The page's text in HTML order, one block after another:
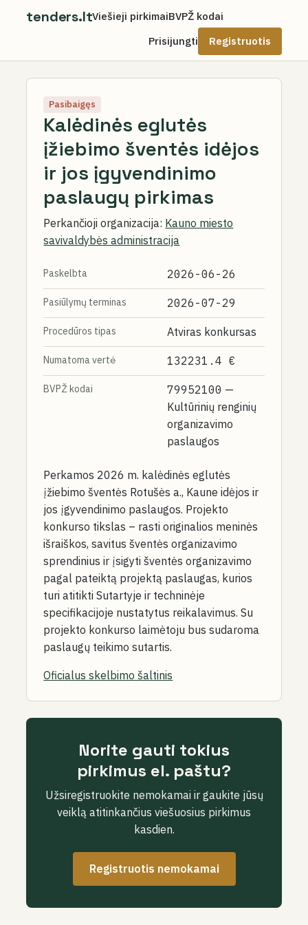
tenders.ltViešieji pirkimaiBVPŽ kodai
Prisijungti
Registruotis
Pasibaigęs
Kalėdinės eglutės
įžiebimo šventės idėjos
ir jos įgyvendinimo
paslaugų pirkimas
Perkančioji organizacija: Kauno miesto
savivaldybės administracija
Paskelbta 2026-06-26
Pasiūlymų terminas 2026-07-29
Procedūros tipas Atviras konkursas
Numatoma vertė 132231.4 €
BVPŽ kodai 79952100 —
Kultūrinių renginių
organizavimo
paslaugos
Perkamos 2026 m. kalėdinės eglutės
įžiebimo šventės Rotušės a., Kaune idėjos ir
jos įgyvendinimo paslaugos. Projekto
konkurso tikslas – rasti originalios meninės
išraiškos, savitus šventės organizavimo
sprendinius ir įsigyti šventės organizavimo
pagal pateiktą projektą paslaugas, kurios
turi atitikti Sutartyje ir techninėje
specifikacijoje nustatytus reikalavimus. Su
projekto konkurso laimėtoju bus sudaroma
paslaugų teikimo sutartis.
Oficialus skelbimo šaltinis
Norite gauti tokius
pirkimus el. paštu?
Užsiregistruokite nemokamai ir gaukite jūsų
veiklą atitinkančius viešuosius pirkimus
kasdien.
Registruotis nemokamai